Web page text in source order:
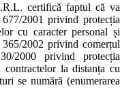
certifică faptul că va
2001 privind protecția
cu caracter personal și
2002 privind comerțul
2000 privind protecția
contractelor la distanța cu
se numără (enumerarea